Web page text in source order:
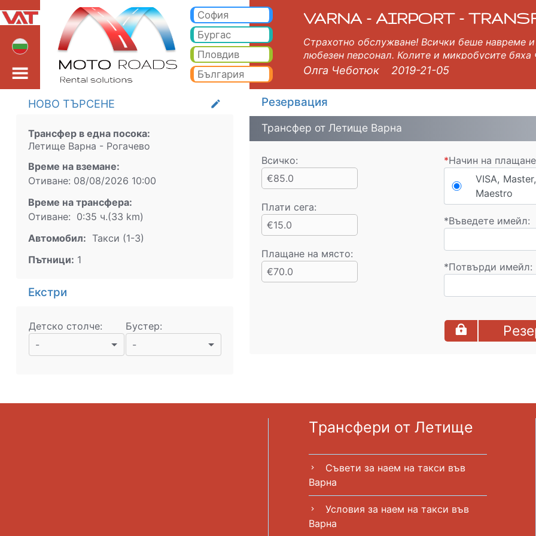
Летище Варна Рогачево Такси. Трансфер от
София
Бургас
Пловдив
България
VARNA - AIRPORT -
Страхотно обслужване! Всички беше навреме
любезен персонал. Колите и микробусите бяха
Горещо препоръчвам!
Олга Чеботюк 2019-21-05
НОВО ТЪРСЕНЕ create
Трансфер в една посока:
Летище Варна - Рогачево
Време на вземане:
Отиване: 08/08/2026 10:00
Време на трансфера:
Отиване: 0:35 ч.(33 km)
Aвтомобил: Такси (1-3)
Пътници: 1
Екстри
Детско столче:
-
Бустер:
-
Резервация
Трансфер от Летище Варна
Всичко:
€85.0
Плати сега:
€15.0
Плащане на място:
€70.0
*Начин на
VISA,
Maestro
*Въведете имейл:
*Потвърди имейл:
Tрансфери от Летище
chevron_right
Съвети за наем на такси във
Варна
chevron_right
Условия за наем на такси във
Варна